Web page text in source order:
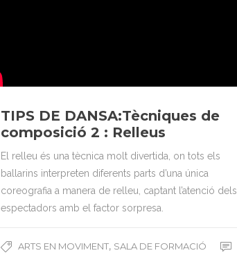
TIPS DE DANSA:Tècniques de
composició 2 : Relleus
El relleu és una tècnica molt divertida, on tots els
ballarins interpreten diferents parts d’una única
coreografia a manera de relleu, captant l’atenció dels
espectadors amb el factor sorpresa.
ARTS EN MOVIMENT, SALA DE FORMACIÓ